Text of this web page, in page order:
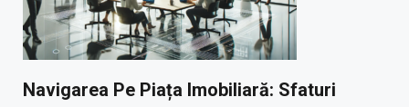
Navigarea Pe Piața Imobiliară: Sfaturi